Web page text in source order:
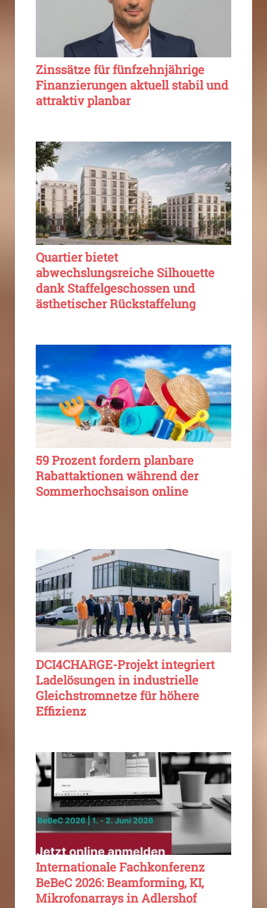
Zinssätze für fünfzehnjährige
Finanzierungen aktuell stabil und
attraktiv planbar
Quartier bietet
abwechslungsreiche Silhouette
dank Staffelgeschossen und
ästhetischer Rückstaffelung
59 Prozent fordern planbare
Rabattaktionen während der
Sommerhochsaison online
DCI4CHARGE-Projekt integriert
Ladelösungen in industrielle
Gleichstromnetze für höhere
Effizienz
Internationale Fachkonferenz
BeBeC 2026: Beamforming, KI,
Mikrofonarrays in Adlershof